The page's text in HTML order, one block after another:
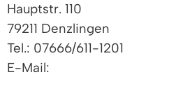
Hauptstr. 110
79211 Denzlingen
Tel.: 07666/611-1201
E-Mail: